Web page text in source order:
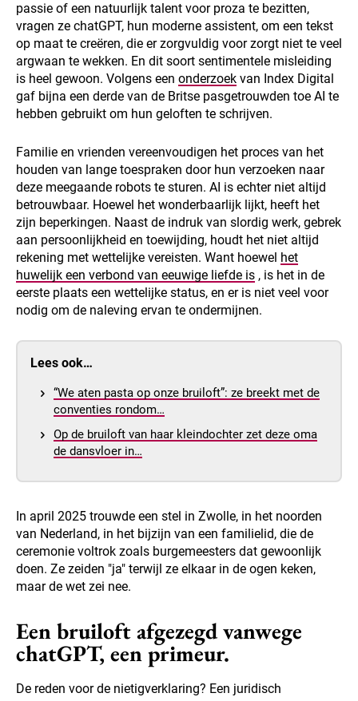
passie of een natuurlijk talent voor proza te bezitten,
vragen ze chatGPT, hun moderne assistent, om een tekst
op maat te creëren, die er zorgvuldig voor zorgt niet te veel
argwaan te wekken. En dit soort sentimentele misleiding
is heel gewoon. Volgens een onderzoek van Index Digital
gaf bijna een derde van de Britse pasgetrouwden toe AI te
hebben gebruikt om hun geloften te schrijven.
Familie en vrienden vereenvoudigen het proces van het
houden van lange toespraken door hun verzoeken naar
deze meegaande robots te sturen. AI is echter niet altijd
betrouwbaar. Hoewel het wonderbaarlijk lijkt, heeft het
zijn beperkingen. Naast de indruk van slordig werk, gebrek
aan persoonlijkheid en toewijding, houdt het niet altijd
rekening met wettelijke vereisten. Want hoewel het
huwelijk een verbond van eeuwige liefde is , is het in de
eerste plaats een wettelijke status, en er is niet veel voor
nodig om de naleving ervan te ondermijnen.
Lees ook…
“We aten pasta op onze bruiloft”: ze breekt met de
conventies rondom…
Op de bruiloft van haar kleindochter zet deze oma
de dansvloer in…
In april 2025 trouwde een stel in Zwolle, in het noorden
van Nederland, in het bijzijn van een familielid, die de
ceremonie voltrok zoals burgemeesters dat gewoonlijk
doen. Ze zeiden "ja" terwijl ze elkaar in de ogen keken,
maar de wet zei nee.
Een bruiloft afgezegd vanwege
chatGPT, een primeur.
De reden voor de nietigverklaring? Een juridisch